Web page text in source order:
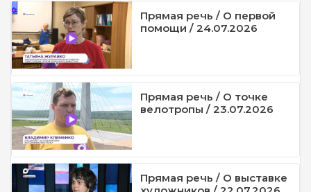
Прямая речь / О первой
помощи / 24.07.2026
Прямая речь / О точке
велотропы / 23.07.2026
Прямая речь / О выставке